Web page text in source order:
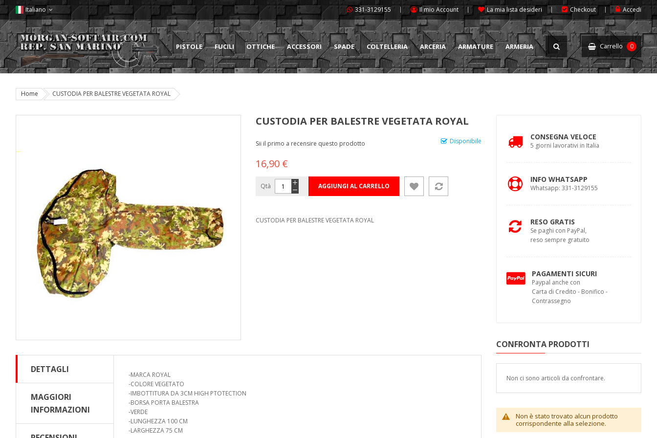
Italiano 331-3129155 Il mio Account La mia lista desideri Checkout Accedi
PISTOLE FUCILI OTTICHE ACCESSORI SPADE COLTELLERIA ARCERIA ARMATURE ARMERIA Carrello 0
Home CUSTODIA PER BALESTRE VEGETATA ROYAL
CUSTODIA PER BALESTRE VEGETATA ROYAL
Disponibile
Sii il primo a recensire questo prodotto
16,90 €
Qtà AGGIUNGI AL CARRELLO
CUSTODIA PER BALESTRE VEGETATA ROYAL
DETTAGLI
MAGGIORI
INFORMAZIONI
-MARCA ROYAL
-COLORE VEGETATO
-IMBOTTITURA DA 3CM HIGH PTOTECTION
-BORSA PORTA BALESTRA
-VERDE
-LUNGHEZZA 100 CM
-LARGHEZZA 75 CM
CONSEGNA VELOCE
5 giorni lavorativi in Italia
INFO WHATSAPP
Whatsapp: 331-3129155
RESO GRATIS
Se paghi con PayPal,
reso sempre gratuito
PAGAMENTI SICURI
Paypal anche con
Carta di Credito - Bonifico -
Contrassegno
CONFRONTA PRODOTTI
Non ci sono articoli da confrontare.
Non è stato trovato alcun prodotto
corrispondente alla selezione.